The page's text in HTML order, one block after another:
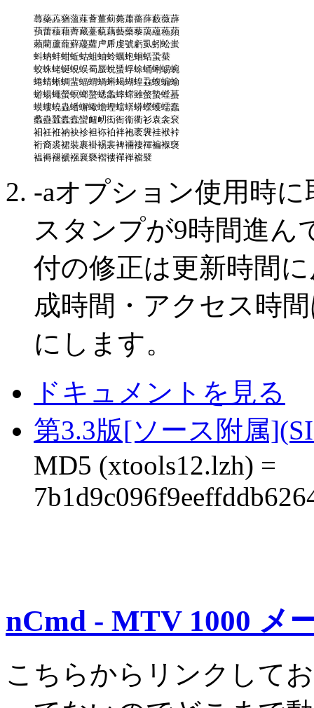
蕁蘂蕋蕕薀薤薈薑薊薨蕭薔薛藪薇薜
蕷蕾薐藉薺藏薹藐藕藝藥藜藹蘊蘓蘋
藾藺蘆蘢蘚蘰蘿虍乕虔號虧虱蚓蚣蚩
蚪蚋蚌蚶蚯蛄蛆蚰蛉蠣蚫蛔蛞蛩蛬
蛟蛛蛯蜒蜆蜈蜀蜃蛻蜑蜉蜍蛹蜊蜴蜿
蜷蜻蜥蜩蜚蝠蝟蝸蝌蝎蝴蝗蝨蝮蝙蝓
蝣蝪蠅螢螟螂螯蟋螽蟀蟐雖螫蟄螳蟇
蟆螻蟯蟲蟠蠏蠍蟾蟶蟷蠎蟒蠑蠖蠕蠢
蠡蠱蠶蠹蠧蠻衄衂衒衙衞衢衫袁衾袞
衵衽袵衲袂袗袒袮袙袢袍袤袰袿袱裃
裄裔裘裙裝裹褂裼裴裨裲褄褌褊褓襃
-aオプション使用時
スタンプが9時間進ん
付の修正は更新時間
成時間・アクセス時
にします。
ドキュメントを見る
第3.3版[ソース附属
MD5 (xtools12.lzh) =
nCmd - MTV 1000 メ
こちらからリンクして